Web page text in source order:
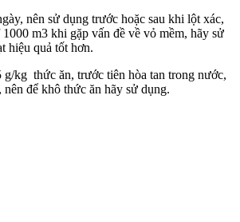
nên sử dụng trước hoặc sau khi lột xác,
m3 khi gặp vấn đề về vỏ mềm, hãy sử
hiệu quả tốt hơn.
kg thức ăn, trước tiên hòa tan trong nước,
để khô thức ăn hãy sử dụng.